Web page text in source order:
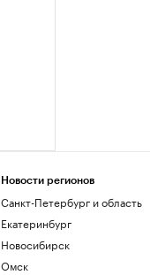
Новости регионов
Санкт-Петербург и область
Екатеринбург
Новосибирск
Омск